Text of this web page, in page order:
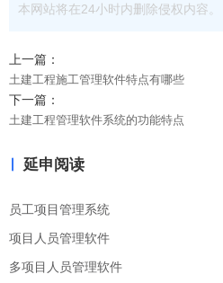
本网站将在24小时内删除侵权内容。
上一篇：
土建工程施工管理软件特点有哪些
下一篇：
土建工程管理软件系统的功能特点
延申阅读
员工项目管理系统
项目人员管理软件
多项目人员管理软件